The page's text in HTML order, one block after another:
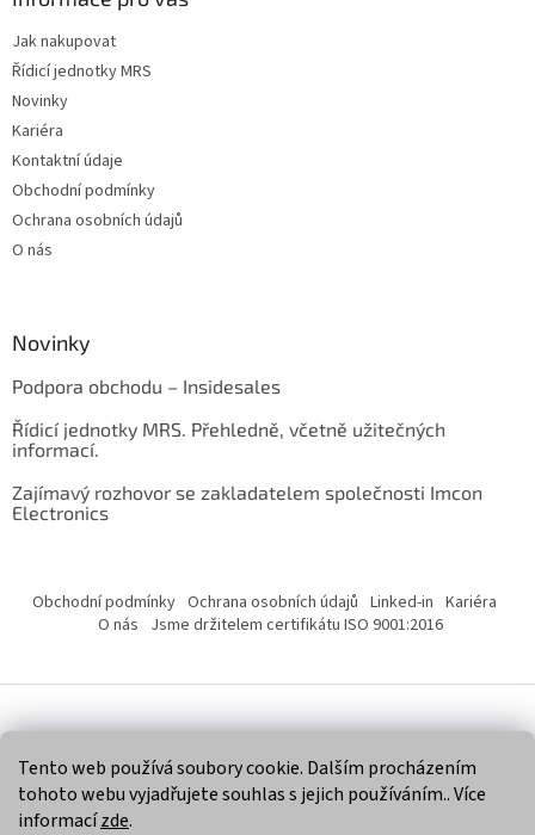
Tento web používá soubory cookie. Dalším procházením
tohoto webu vyjadřujete souhlas s jejich používáním.. Více
informacízde.
Jak nakupovat
Řídicí jednotky MRS
Novinky
Kariéra
Kontaktní údaje
Obchodní podmínky
Ochrana osobních údajů
O nás
Novinky
Podpora obchodu – Insidesales
Řídicí jednotky MRS. Přehledně, včetně užitečných
informací.
Zajímavý rozhovor se zakladatelem společnosti Imcon
Electronics
Obchodní podmínky Ochrana osobních údajů Linked-in Kariéra
O nás Jsme držitelem certifikátu ISO 9001:2016
Copyright 2026